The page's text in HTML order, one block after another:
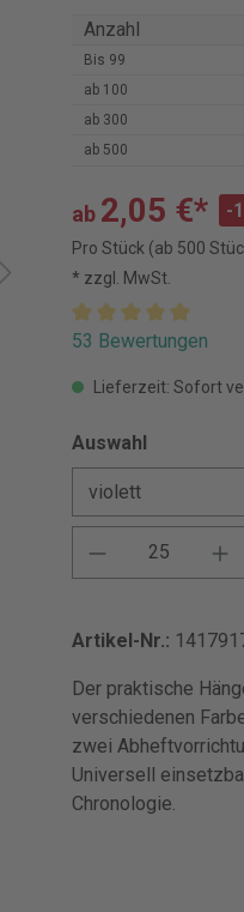
Anzahl
Bis 99
ab 100
ab 300
ab 500
ab 2,05 €* -
Pro Stück (ab 500
* zzgl. MwSt.
53 Bewertungen
Lieferzeit: Sofort
Auswahl
Artikel-Nr.:
Der praktische
verschiedenen
zwei
Universell
Chronologie.